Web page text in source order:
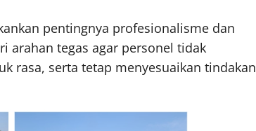
pentingnya profesionalisme dan
arahan tegas agar personel tidak
rasa, serta tetap menyesuaikan tindakan